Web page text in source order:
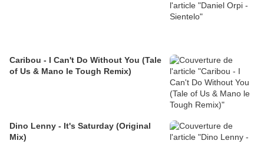
Caribou - I Can't Do Without You (Tale
of Us & Mano le Tough Remix)
Dino Lenny - It's Saturday (Original
Mix)